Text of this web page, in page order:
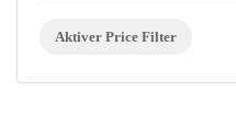
Aktiver Price Filter